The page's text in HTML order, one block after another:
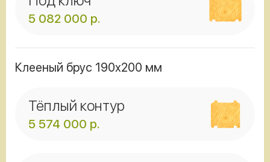
5 082 000 р.
Клееный брус 190x200 мм
Тёплый контур
5 574 000 р.